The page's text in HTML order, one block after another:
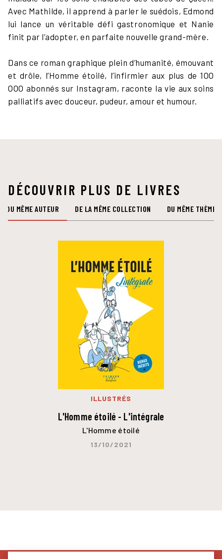
Avec Mathilde, il apprend à parler le suédois, Edmond
lui lance un véritable défi gastronomique et Nanie
finit par l’adopter, en parfaite nouvelle grand-mère.
Dans ce roman graphique plein d’humanité, émouvant
et drôle, l’Homme étoilé, l’infirmier aux plus de 1OO
OOO abonnés sur Instagram, raconte la vie aux soins
palliatifs avec douceur, pudeur, amour et humour.
DÉCOUVRIR PLUS DE LIVRES
DU MÊME AUTEUR DE LA MÊME COLLECTION DU MÊME THÈME
ILLUSTRÉS
L'Homme étoilé - L'intégrale
L'Homme étoilé
13/10/2021